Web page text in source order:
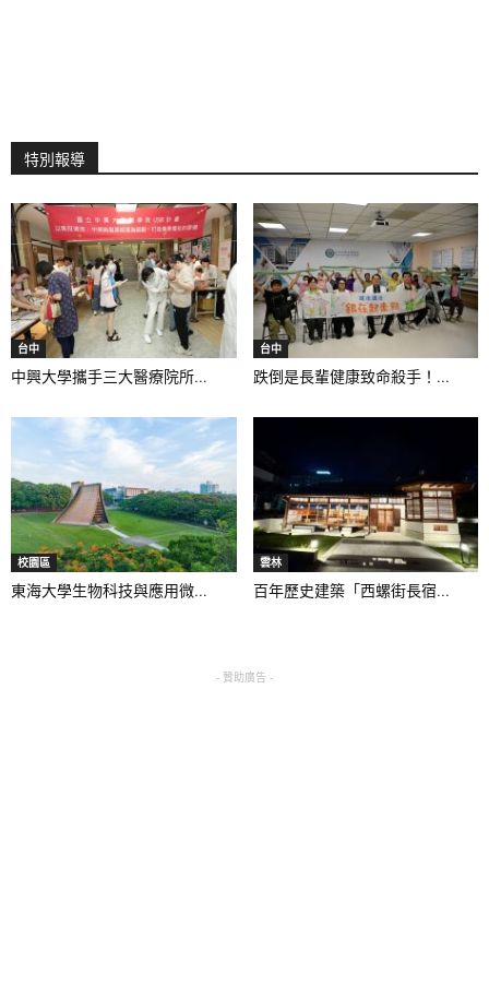
特別報導
台中
中興大學攜手三大醫療院所...
台中
跌倒是長輩健康致命殺手！...
校園區
東海大學生物科技與應用微...
雲林
百年歷史建築「西螺街長宿...
- 贊助廣告 -